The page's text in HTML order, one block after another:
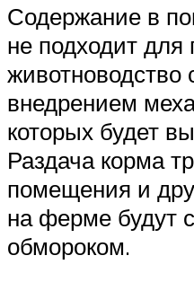
Содержание в
не подходит
животноводство
внедрением
которых будет
Раздача корма
помещения и
на ферме будут
обмороком.